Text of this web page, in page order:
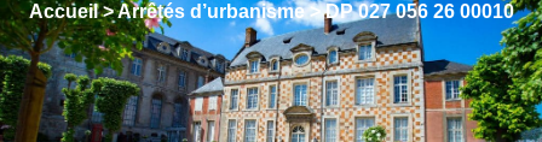
Accueil>Arrêtés d’urbanisme>DP 027 056 26 00010